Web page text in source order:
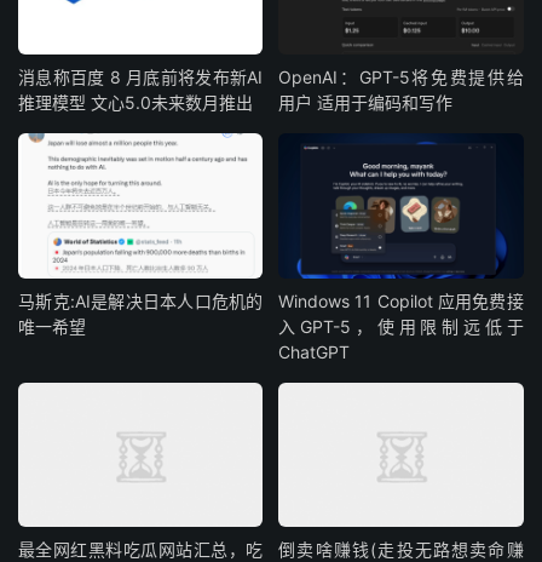
消息称百度 8 月底前将发布新AI
推理模型 文心5.0未来数月推出
OpenAI：GPT-5将免费提供给
用户 适用于编码和写作
马斯克:AI是解决日本人口危机的
唯一希望
Windows 11 Copilot 应用免费接
入GPT-5，使用限制远低于
ChatGPT
最全网红黑料吃瓜网站汇总，吃
倒卖啥赚钱(走投无路想卖命赚